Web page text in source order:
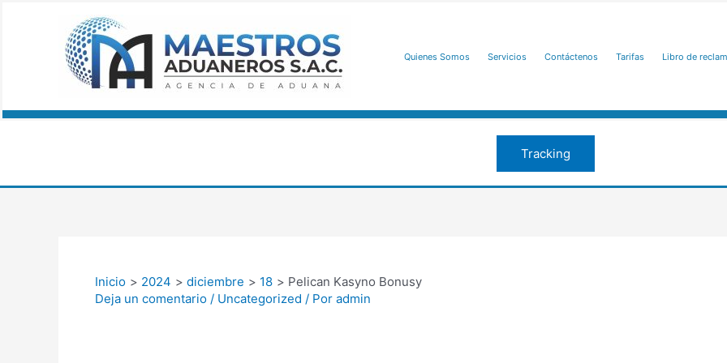
Quienes Somos Servicios Contáctenos Tarifas Libro de
Tracking
Inicio 2024 diciembre 18
Pelican Kasyno Bonusy
Deja un comentario / Uncategorized / Por admin
entradas